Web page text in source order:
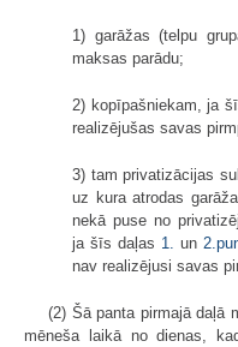
1) garāžas (telpu
maksas parādu;
2) kopīpašniekam, ja
realizējušas savas
3) tam privatizācijas
uz kura atrodas
nekā puse no
ja šīs daļas 1. un
nav realizējusi savas
(2) Šā panta pirmajā daļā
mēneša laikā no dienas,